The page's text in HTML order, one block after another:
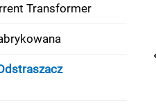
Transformer